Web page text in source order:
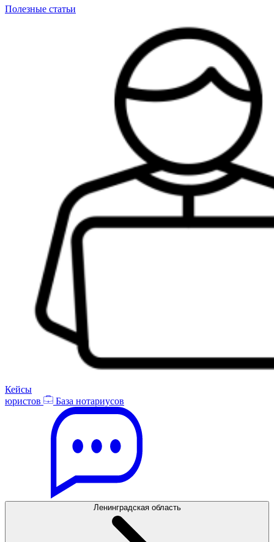
Полезные статьи
Кейсы
юристов
База нотариусов
Ленинградская область